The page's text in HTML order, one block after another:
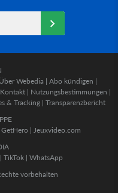
Über Webedia | Abo kündigen |
Kontakt | Nutzungsbestimmungen |
& Tracking | Transparenzbericht
GetHero | Jeuxvideo.com
| TikTok | WhatsApp
vorbehalten